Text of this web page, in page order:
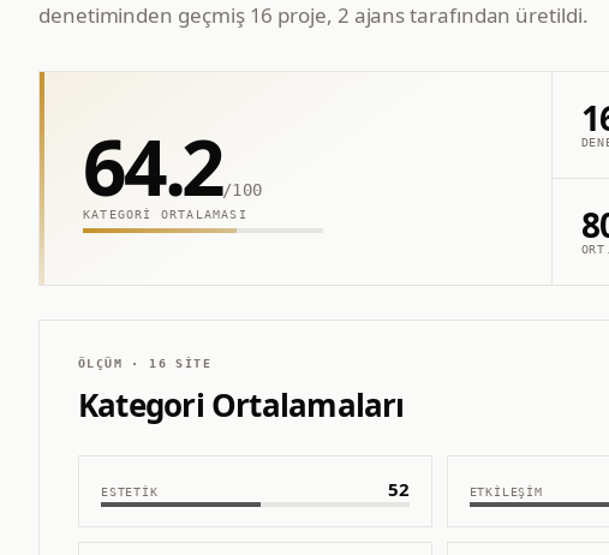
denetiminden geçmiş 16 proje, 2 ajans tarafından üretildi.
64.2/100
KATEGORI ORTALAMASI
ÖLÇÜM · 16 SITE
Kategori Ortalamaları
ESTETIK 52 ETKILEŞIM